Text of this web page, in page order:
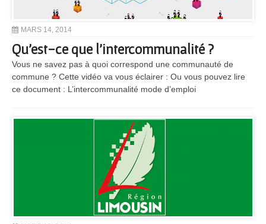
MARS 14, 2014
Qu’est-ce que l’intercommunalité ?
Vous ne savez pas à quoi correspond une communauté de
commune ? Cette vidéo va vous éclairer : Ou vous pouvez lire
ce document : L’intercommunalité mode d’emploi